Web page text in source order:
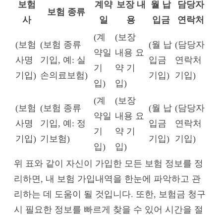
보험
사
보험 종류
계약
일
보장 내
용
월 납
입금
담당자
연락처
(보험
사명
기입)
(보험 종류
기입, 예: 실
손의료보험)
(계
약일
기
입)
(보장
내용 요
약 기
입)
(월 납
입금
기입)
(담당자
연락처
기입)
(보험
사명
기입)
(보험 종류
기입, 예: 정
기보험)
(계
약일
기
입)
(보장
내용 요
약 기
입)
(월 납
입금
기입)
(담당자
연락처
기입)
위 표와 같이 자신이 가입한 모든 보험 정보를 정
리하면, 내 보험 가입내역을 한눈에 파악하고 관
리하는 데 도움이 될 것입니다. 또한, 보험금 청구
시 필요한 정보를 빠르게 찾을 수 있어 시간을 절